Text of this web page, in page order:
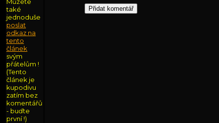
také
jednoduše
poslat
odkaz na
tento
článek
svým
přátelům !
(Tento
článek je
kupodivu
zatím bez
komentářů
- buďte
první !)